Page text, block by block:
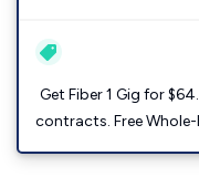
Get Fiber 1 Gig for
contracts. Free